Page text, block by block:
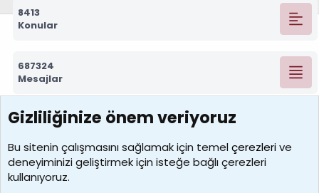
8413
Konular
687324
Mesajlar
7390
Kullanıcılar
MosesBrownHayranı
Son üye
Gizliliğinize önem veriyoruz
Bu sitenin çalışmasını sağlamak için temelçerezlerive
deneyiminizi geliştirmek için isteğe bağlı çerezleri
kullanıyoruz.